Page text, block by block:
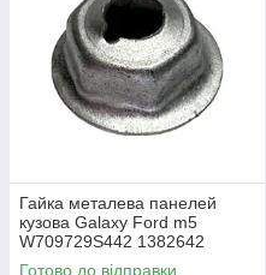
Гайка металева панелей
кузова Galaxy Ford m5
W709729S442 1382642
1301073
Готово до відправки